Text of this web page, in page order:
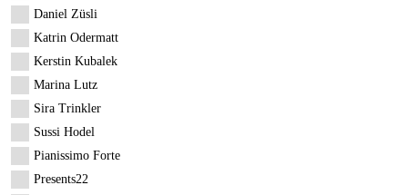
Daniel Züsli
Katrin Odermatt
Kerstin Kubalek
Marina Lutz
Sira Trinkler
Sussi Hodel
Pianissimo Forte
Presents22